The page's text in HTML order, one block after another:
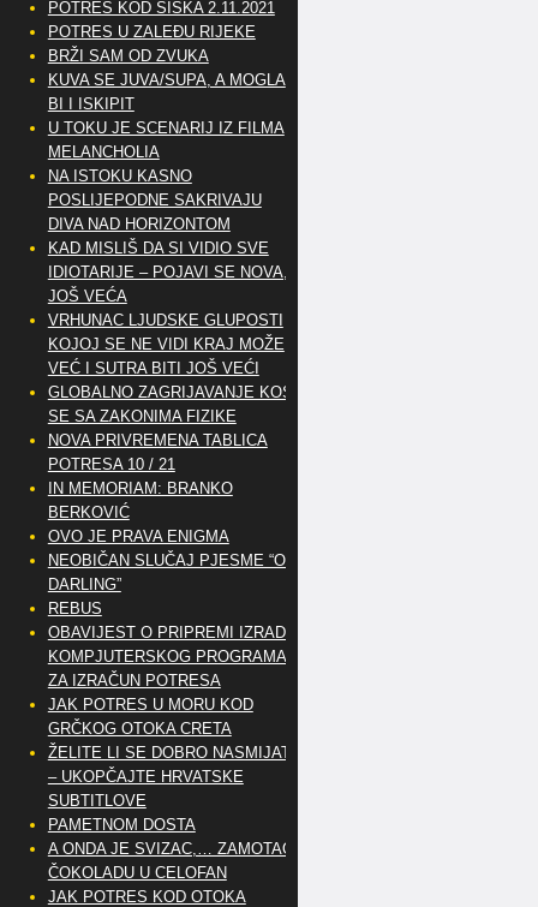
POTRES KOD SISKA 2.11.2021
POTRES U ZALEĐU RIJEKE
BRŽI SAM OD ZVUKA
KUVA SE JUVA/SUPA, A MOGLA
BI I ISKIPIT
U TOKU JE SCENARIJ IZ FILMA
MELANCHOLIA
NA ISTOKU KASNO
POSLIJEPODNE SAKRIVAJU
DIVA NAD HORIZONTOM
KAD MISLIŠ DA SI VIDIO SVE
IDIOTARIJE – POJAVI SE NOVA,..
JOŠ VEĆA
VRHUNAC LJUDSKE GLUPOSTI
KOJOJ SE NE VIDI KRAJ MOŽE
VEĆ I SUTRA BITI JOŠ VEĆI
GLOBALNO ZAGRIJAVANJE KOSI
SE SA ZAKONIMA FIZIKE
NOVA PRIVREMENA TABLICA
POTRESA 10 / 21
IN MEMORIAM: BRANKO
BERKOVIĆ
OVO JE PRAVA ENIGMA
NEOBIČAN SLUČAJ PJESME “OH
DARLING”
REBUS
OBAVIJEST O PRIPREMI IZRADE
KOMPJUTERSKOG PROGRAMA
ZA IZRAČUN POTRESA
JAK POTRES U MORU KOD
GRČKOG OTOKA CRETA
ŽELITE LI SE DOBRO NASMIJATI
– UKOPČAJTE HRVATSKE
SUBTITLOVE
PAMETNOM DOSTA
A ONDA JE SVIZAC,… ZAMOTAO
ČOKOLADU U CELOFAN
JAK POTRES KOD OTOKA